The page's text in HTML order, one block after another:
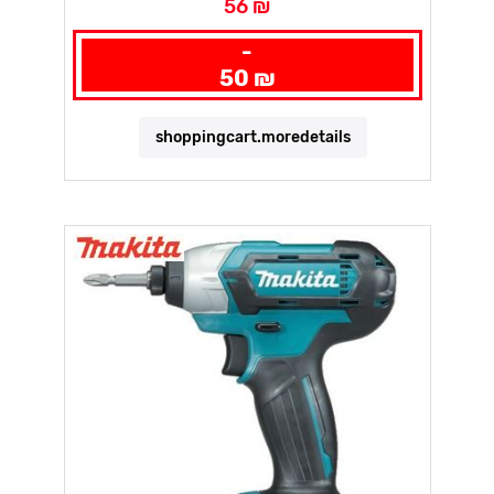
56 ₪
-
50 ₪
shoppingcart.moredetails